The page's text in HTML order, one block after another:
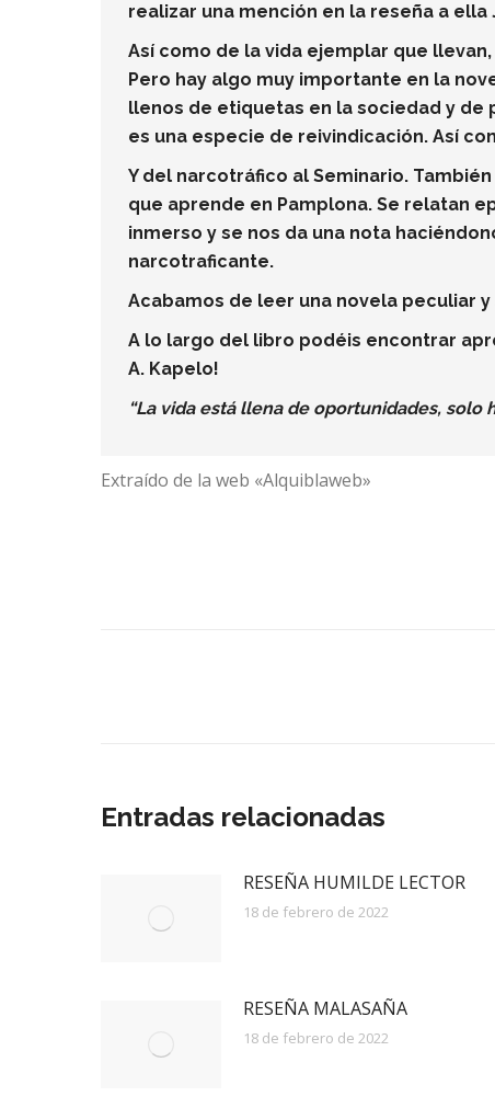
realizar una mención en la reseña a ella
Así como de la vida ejemplar que
Pero hay algo muy importante en la
llenos de etiquetas en la sociedad y de
es una especie de reivindicación. Así
Y del narcotráfico al Seminario.
que aprende en Pamplona. Se relatan
inmerso y se nos da una nota
narcotraficante.
Acabamos de leer una novela peculiar
A lo largo del libro podéis encontrar
A. Kapelo!
“La vida está llena de oportunidades, solo
Extraído de la web «Alquiblaweb»
Entradas relacionadas
RESEÑA HUMILDE LECTOR
18 de febrero de 2022
RESEÑA MALASAÑA
18 de febrero de 2022